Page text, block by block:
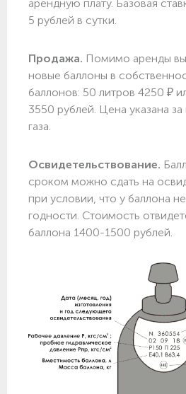
арендную плату. Базовая
5 рублей в сутки.
Продажа. Помимо аренды
новые баллоны в
баллонов: 50 литров 4250 ₽
3550 рублей. Цена указана
газа.
Освидетельствование.
сроком можно сдать на
при условии, что у баллона
годности. Стоимость
баллона 1400-1500 рублей.